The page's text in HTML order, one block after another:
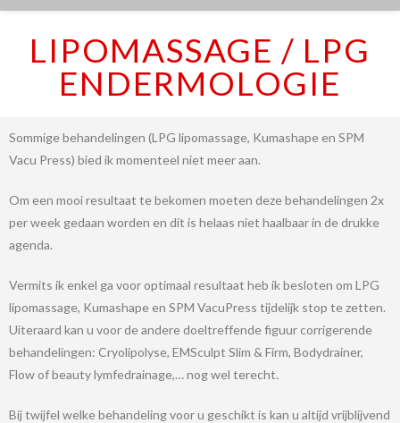
LIPOMASSAGE / LPG
ENDERMOLOGIE
Sommige behandelingen (LPG lipomassage, Kumashape en SPM
Vacu Press) bied ik momenteel niet meer aan.
Om een mooi resultaat te bekomen moeten deze behandelingen 2x
per week gedaan worden en dit is helaas niet haalbaar in de drukke
agenda.
Vermits ik enkel ga voor optimaal resultaat heb ik besloten om LPG
lipomassage, Kumashape en SPM VacuPress tijdelijk stop te zetten.
Uiteraard kan u voor de andere doeltreffende figuur corrigerende
behandelingen: Cryolipolyse, EMSculpt Slim & Firm, Bodydrainer,
Flow of beauty lymfedrainage,… nog wel terecht.
Bij twijfel welke behandeling voor u geschikt is kan u altijd vrijblijvend